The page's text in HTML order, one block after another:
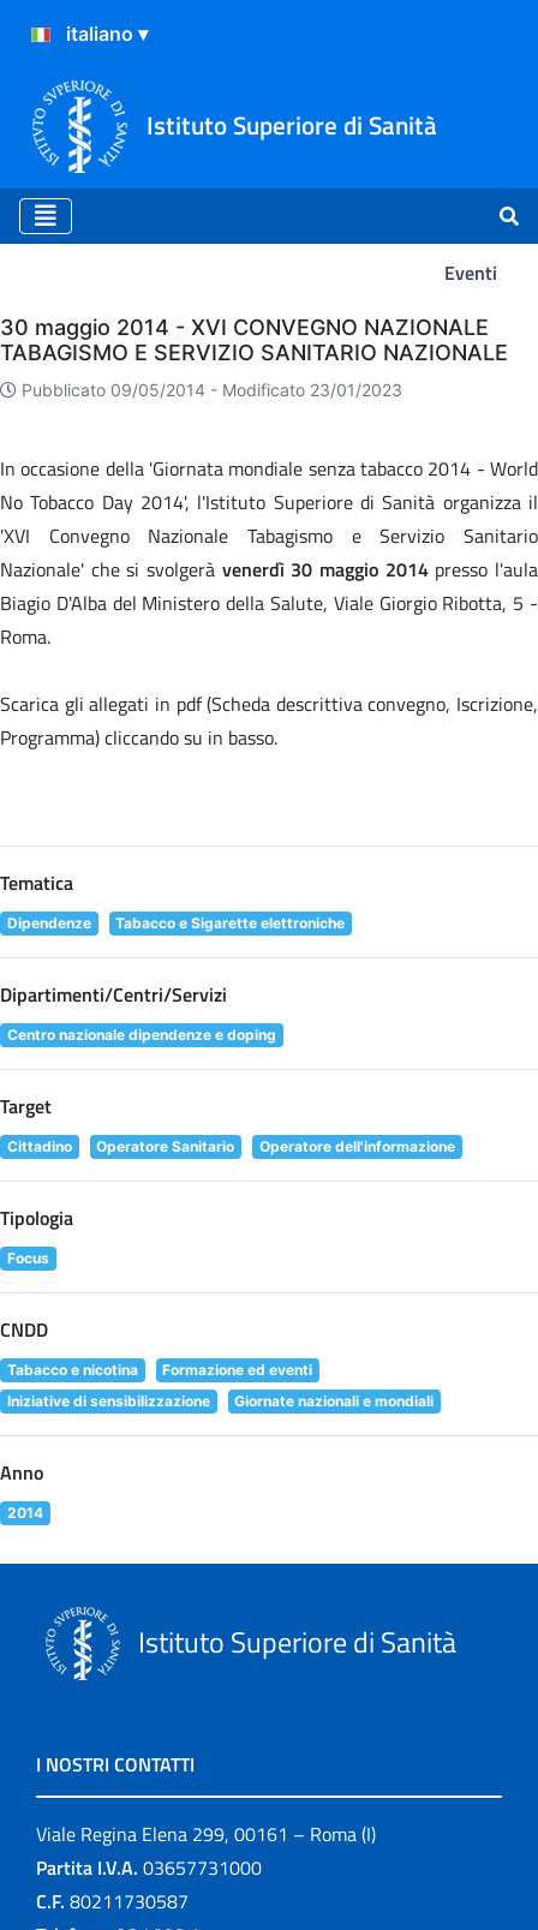
Istituto Superiore di Sanità
Eventi
Eventi
30 maggio 2014 - XVI CONVEGNO NAZIONALE
TABAGISMO E SERVIZIO SANITARIO NAZIONALE
Pubblicato 09/05/2014 - Modificato 23/01/2023
In occasione della 'Giornata mondiale senza tabacco 2014 - World
No Tobacco Day 2014', l'Istituto Superiore di Sanità organizza il
'XVI Convegno Nazionale Tabagismo e Servizio Sanitario
Nazionale' che si svolgerà venerdì 30 maggio 2014presso l'aula
Biagio D'Alba del Ministero della Salute, Viale Giorgio Ribotta, 5 -
Roma.
Scarica gli allegati in pdf (Scheda descrittiva convegno, Iscrizione,
Programma) cliccando su in basso.
Tematica
Dipendenze Tabacco e Sigarette elettroniche
Dipartimenti/Centri/Servizi
Centro nazionale dipendenze e doping
Target
Cittadino Operatore Sanitario Operatore dell'informazione
Tipologia
Focus
CNDD
Tabacco e nicotina
Formazione ed eventi
Iniziative di sensibilizzazione
Giornate nazionali e mondiali
Anno
2014
Istituto Superiore di Sanità
I NOSTRI CONTATTI
Viale Regina Elena 299, 00161 – Roma (I)
Partita I.V.A. 03657731000
C.F. 80211730587